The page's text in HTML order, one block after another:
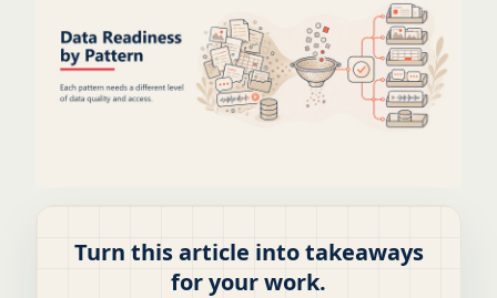
Turn this article into takeaways
for your work.